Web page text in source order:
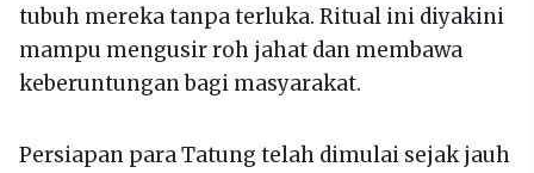
tubuh mereka tanpa terluka. Ritual ini diyakini
mampu mengusir roh jahat dan membawa
keberuntungan bagi masyarakat.
Persiapan para Tatung telah dimulai sejak jauh